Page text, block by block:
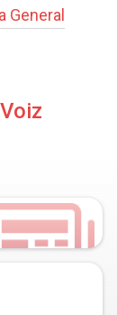
General